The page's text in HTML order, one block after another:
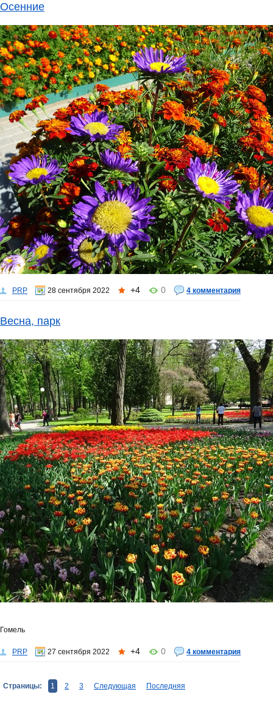
Осенние
PRP 28 сентября 2022 +4 0 4 комментария
Весна, парк
Гомель
PRP 27 сентября 2022 +4 0 4 комментария
Страницы: 1 2 3 Следующая Последняя